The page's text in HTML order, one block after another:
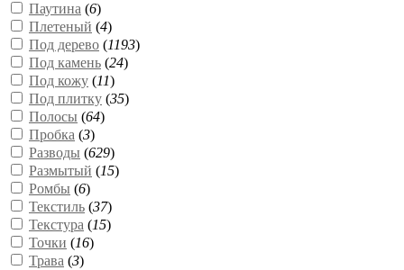
Паутина (6)
Плетеный (4)
Под дерево (1193)
Под камень (24)
Под кожу (11)
Под плитку (35)
Полосы (64)
Пробка (3)
Разводы (629)
Размытый (15)
Ромбы (6)
Текстиль (37)
Текстура (15)
Точки (16)
Трава (3)